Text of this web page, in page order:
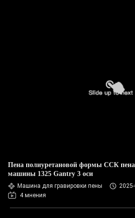
Пена полиуретановой формы ССК
машины 1325 Gantry 3 оси
Машина для гравировки пены
4 мнения